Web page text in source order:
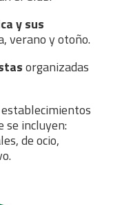
y sus
verano y otoño.
organizadas
se incluyen:
de ocio,